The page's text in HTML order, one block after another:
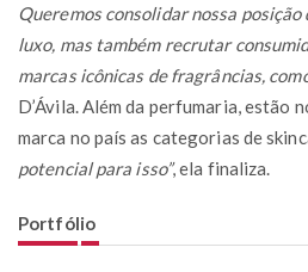
Queremos consolidar nossa
luxo, mas também recrutar
marcas icônicas de fragrâncias,
D’Ávila. Além da perfumaria, estão
marca no país as categorias de
potencial para isso”, ela finaliza.
Portfólio